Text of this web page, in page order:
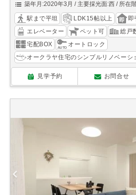
築年月:2020年3月
主要採光面:西 所在
駅まで平坦 LDK15帖以上
即
エレベーター
ペット可
総戸
宅配BOX
オートロック
オークラヤ住宅のシンプルリノベーシ
見学予約 お問合せ